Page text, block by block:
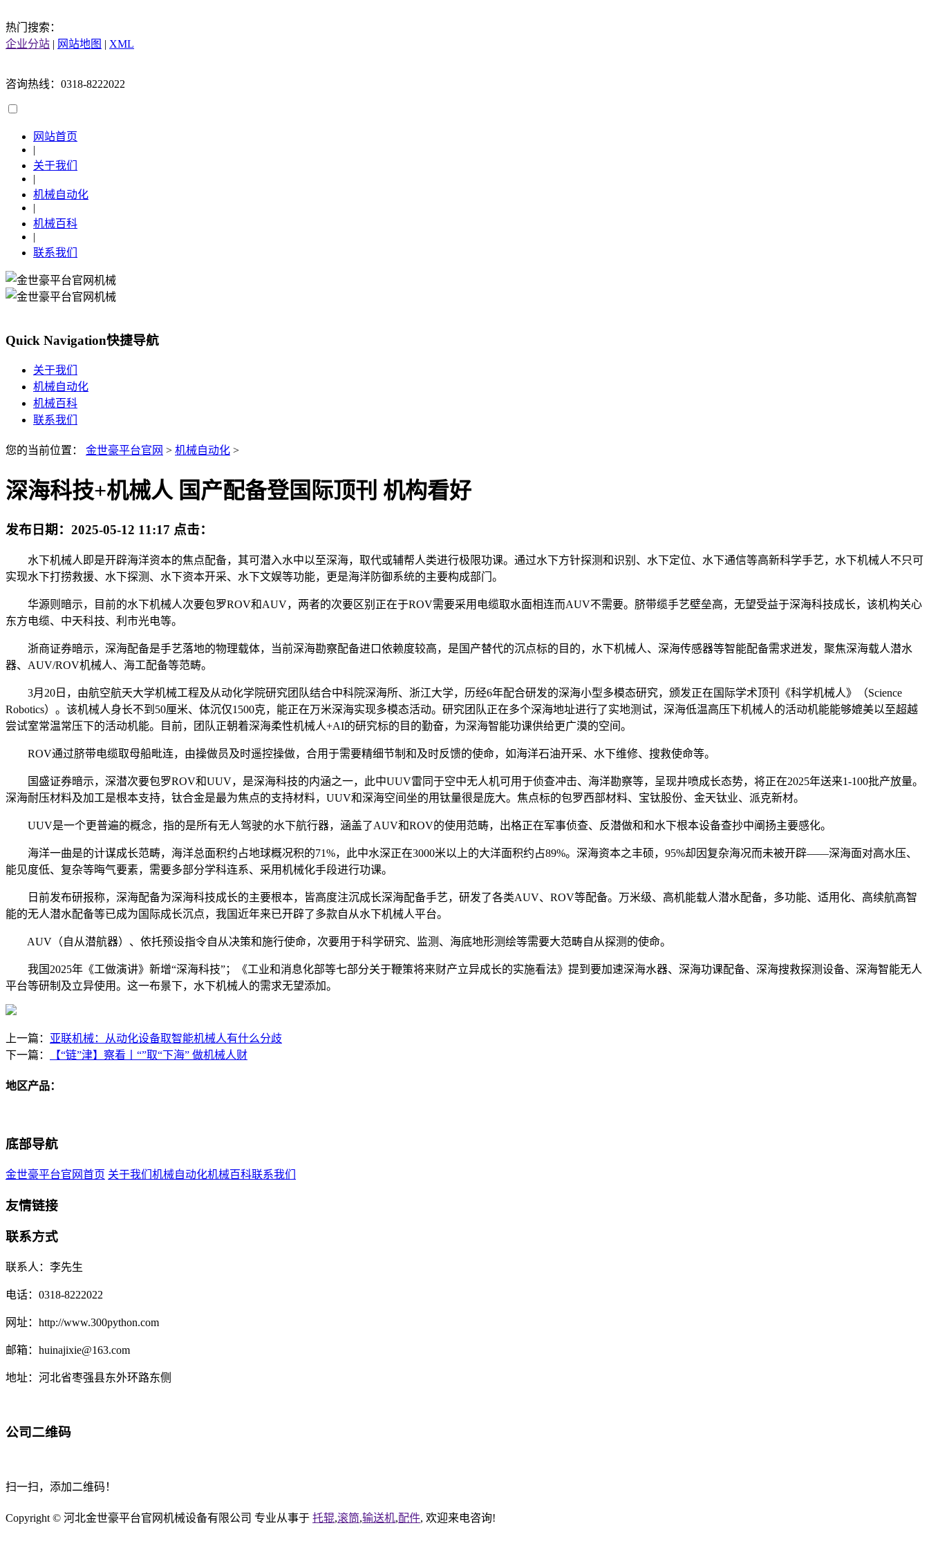
热门搜索：
企业分站 | 网站地图 | XML
咨询热线：0318-8222022
网站首页
|
关于我们
|
机械自动化
|
机械百科
|
联系我们
Quick Navigation快捷导航
关于我们
机械自动化
机械百科
联系我们
您的当前位置： 金世豪平台官网 > 机械自动化 >
深海科技+机械人 国产配备登国际顶刊 机构看好
发布日期： 2025-05-12 11:17 点击：
水下机械人即是开辟海洋资本的焦点配备，其可潜入水中以至深海，取代或辅帮人类进行极限功课。通过水下方针探测和识别、水下定位、水下通信等高新科学手艺，水下机械人不只可
实现水下打捞救援、水下探测、水下资本开采、水下文娱等功能，更是海洋防御系统的主要构成部门。
华源则暗示，目前的水下机械人次要包罗ROV和AUV，两者的次要区别正在于ROV需要采用电缆取水面相连而AUV不需要。脐带缆手艺壁垒高，无望受益于深海科技成长，该机构关心
东方电缆、中天科技、利市光电等。
浙商证券暗示，深海配备是手艺落地的物理载体，当前深海勘察配备进口依赖度较高，是国产替代的沉点标的目的，水下机械人、深海传感器等智能配备需求迸发，聚焦深海载人潜水
器、AUV/ROV机械人、海工配备等范畴。
3月20日，由航空航天大学机械工程及从动化学院研究团队结合中科院深海所、浙江大学，历经6年配合研发的深海小型多模态研究，颁发正在国际学术顶刊《科学机械人》（Science
Robotics）。该机械人身长不到50厘米、体沉仅1500克，能正在万米深海实现多模态活动。研究团队正在多个深海地址进行了实地测试，深海低温高压下机械人的活动机能能够媲美以至超越
尝试室常温常压下的活动机能。目前，团队正朝着深海柔性机械人+AI的研究标的目的勤奋，为深海智能功课供给更广漠的空间。
ROV通过脐带电缆取母船毗连，由操做员及时遥控操做，合用于需要精细节制和及时反馈的使命，如海洋石油开采、水下维修、搜救使命等。
国盛证券暗示，深潜次要包罗ROV和UUV，是深海科技的内涵之一，此中UUV雷同于空中无人机可用于侦查冲击、海洋勘察等，呈现井喷成长态势，将正在2025年送来1-100批产放量。
深海耐压材料及加工是根本支持，钛合金是最为焦点的支持材料，UUV和深海空间坐的用钛量很是庞大。焦点标的包罗西部材料、宝钛股份、金天钛业、派克新材。
UUV是一个更普遍的概念，指的是所有无人驾驶的水下航行器，涵盖了AUV和ROV的使用范畴，出格正在军事侦查、反潜做和和水下根本设备查抄中阐扬主要感化。
海洋一曲是的计谋成长范畴，海洋总面积约占地球概况积的71%，此中水深正在3000米以上的大洋面积约占89%。深海资本之丰硕，95%却因复杂海况而未被开辟——深海面对高水压、
能见度低、复杂等晦气要素，需要多部分学科连系、采用机械化手段进行功课。
日前发布研报称，深海配备为深海科技成长的主要根本，皆高度注沉成长深海配备手艺，研发了各类AUV、ROV等配备。万米级、高机能载人潜水配备，多功能、适用化、高续航高智
能的无人潜水配备等已成为国际成长沉点，我国近年来已开辟了多款自从水下机械人平台。
AUV（自从潜航器）、依托预设指令自从决策和施行使命，次要用于科学研究、监测、海底地形测绘等需要大范畴自从探测的使命。
我国2025年《工做演讲》新增“深海科技”；《工业和消息化部等七部分关于鞭策将来财产立异成长的实施看法》提到要加速深海水器、深海功课配备、深海搜救探测设备、深海智能无人
平台等研制及立异使用。这一布景下，水下机械人的需求无望添加。
上一篇： 亚联机械：从动化设备取智能机械人有什么分歧
下一篇：
【“链”津】察看丨“”取“下海” 做机械人财
地区产品：
底部导航
金世豪平台官网首页 关于我们 机械自动化机械百科联系我们
友情链接
联系方式
联系人：李先生
电话：0318-8222022
网址：http://www.300python.com
邮箱：huinajixie@163.com
地址：河北省枣强县东外环路东侧
公司二维码
扫一扫，添加二维码！
Copyright © 河北金世豪平台官网机械设备有限公司 专业从事于 托辊,滚筒,输送机,配件, 欢迎来电咨询!